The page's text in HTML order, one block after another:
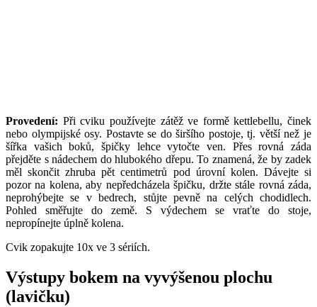
Provedení: Při cviku používejte zátěž ve formě kettlebellu, činek
nebo olympijské osy. Postavte se do širšího postoje, tj. větší než je
šířka vašich boků, špičky lehce vytočte ven. Přes rovná záda
přejděte s nádechem do hlubokého dřepu. To znamená, že by zadek
měl skončit zhruba pět centimetrů pod úrovní kolen. Dávejte si
pozor na kolena, aby nepředcházela špičku, držte stále rovná záda,
neprohýbejte se v bedrech, stůjte pevně na celých chodidlech.
Pohled směřujte do země. S výdechem se vraťte do stoje,
nepropínejte úplně kolena.
Cvik zopakujte 10x ve 3 sériích.
Výstupy bokem na vyvýšenou plochu
(lavičku)